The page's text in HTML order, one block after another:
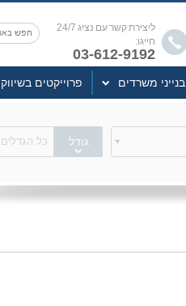
ליצירת קשר עם נציג 24/7
חייגו:
03-612-9192
בנייני משרדים פרוייקטים בשיווק
גודל כל הגדלים